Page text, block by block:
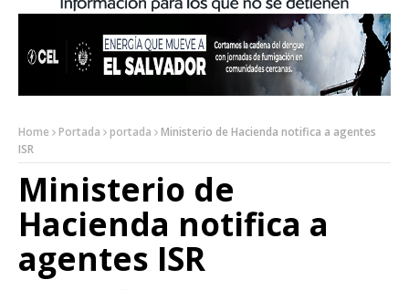
Home Portada portada
Ministerio de Hacienda notifica a agentes
ISR
Ministerio de
Hacienda notifica a
agentes ISR